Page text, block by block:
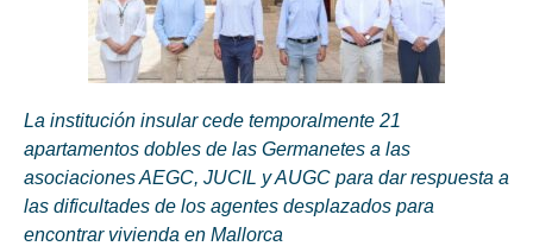
La institución insular cede temporalmente 21
apartamentos dobles de las Germanetes a las
asociaciones AEGC, JUCIL y AUGC para dar respuesta a
las dificultades de los agentes desplazados para
encontrar vivienda en Mallorca